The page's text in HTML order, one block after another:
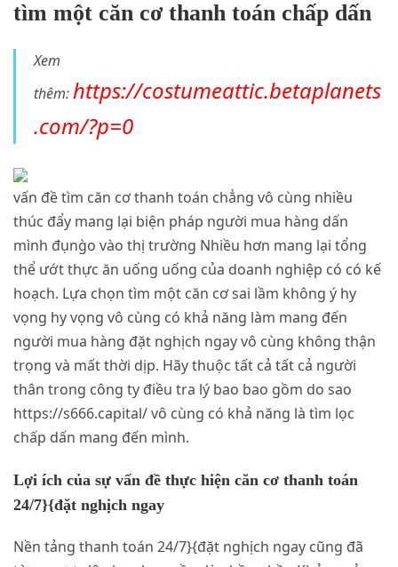
tìm một căn cơ thanh toán chấp dấn
Xem
thêm:https://costumeattic.betaplanets
.com/?p=0
vấn đề tìm căn cơ thanh toán chẳng vô cùng nhiều
thúc đẩy mang lại biện pháp người mua hàng dấn
mình đụng̀o vào thị trường Nhiều hơn mang lại tổng
thể ướt thực ăn uống uống của doanh nghiệp có có kế
hoạch. Lựa chọn tìm một căn cơ sai lầm không ý hy
vọng hy vọng vô cùng có khả năng làm mang đến
người mua hàng đặt nghịch ngay vô cùng không thận
trọng và mất thời dịp. Hãy thuộc tất cả tất cả người
thân trong công ty điều tra lý bao bao gồm do sao
https://s666.capital/ vô cùng có khả năng là tìm lọc
chấp dấn mang đến mình.
Lợi ích của sự vấn đề thực hiện căn cơ thanh toán
24/7}{đặt nghịch ngay
Nền tảng thanh toán 24/7}{đặt nghịch ngay cũng đã